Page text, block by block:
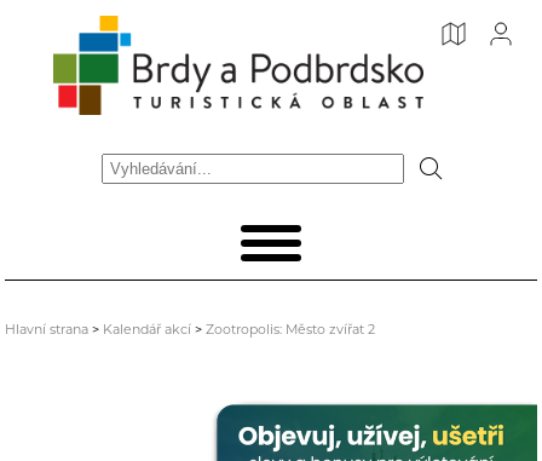
Hlavní strana > Kalendář akcí >Zootropolis: Město zvířat 2